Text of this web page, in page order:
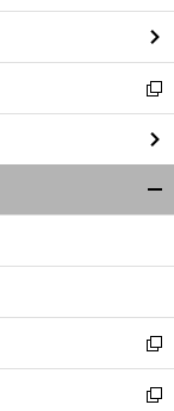
ウ
で
開
く
新
し
い
ウ
ィ
ン
ウ
開
く
新
し
い
新